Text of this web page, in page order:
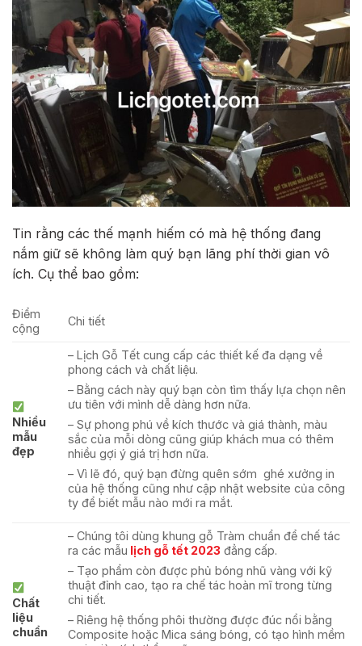
Tin rằng các thế mạnh hiếm có mà hệ thống đang
nắm giữ sẽ không làm quý bạn lãng phí thời gian vô
ích. Cụ thể bao gồm:
Điểm
cộng
Chi tiết
Nhiều
mẫu
đẹp
– Lịch Gỗ Tết cung cấp các thiết kế đa dạng về
phong cách và chất liệu.
– Bằng cách này quý bạn còn tìm thấy lựa chọn nên
ưu tiên với mình dễ dàng hơn nữa.
– Sự phong phú về kích thước và giá thành, màu
sắc của mỗi dòng cũng giúp khách mua có thêm
nhiều gợi ý giá trị hơn nữa.
– Vì lẽ đó, quý bạn đừng quên sớm ghé xưởng in
của hệ thống cũng như cập nhật website của công
ty để biết mẫu nào mới ra mắt.
Chất
liệu
chuẩn
– Chúng tôi dùng khung gỗ Tràm chuẩn để chế tác
ra các mẫu lịch gỗ tết 2023 đẳng cấp.
– Tạo phẩm còn được phủ bóng nhũ vàng với kỹ
thuật đỉnh cao, tạo ra chế tác hoàn mĩ trong từng
chi tiết.
– Riêng hệ thống phôi thường được đúc nổi bằng
Composite hoặc Mica sáng bóng, có tạo hình mềm